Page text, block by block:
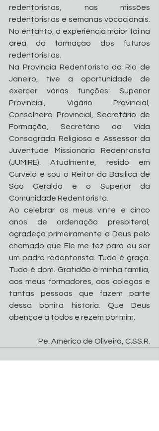
redentoristas, nas missões
redentoristas e semanas vocacionais.
No entanto, a experiência maior foi na
área da formação dos futuros
redentoristas.
Na Província Redentorista do Rio de
Janeiro, tive a oportunidade de
exercer várias funções: Superior
Provincial, Vigário Provincial,
Conselheiro Provincial, Secretário de
Formação, Secretário da Vida
Consagrada Religiosa e Assessor da
Juventude Missionária Redentorista
(JUMIRE). Atualmente, resido em
Curvelo e sou o Reitor da Basílica de
São Geraldo e o Superior da
Comunidade Redentorista.
Ao celebrar os meus vinte e cinco
anos de ordenação presbiteral,
agradeço primeiramente a Deus pelo
chamado que Ele me fez para eu ser
um padre redentorista. Tudo é graça.
Tudo é dom. Gratidão à minha família,
aos meus formadores, aos colegas e
tantas pessoas que fazem parte
dessa bonita história. Que Deus
abençoe a todos e rezem por mim.
Pe. Américo de Oliveira, C.SS.R.